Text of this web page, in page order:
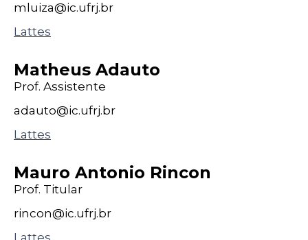
mluiza@ic.ufrj.br
Lattes
Matheus Adauto
Prof. Assistente
adauto@ic.ufrj.br
Lattes
Mauro Antonio Rincon
Prof. Titular
rincon@ic.ufrj.br
Lattes